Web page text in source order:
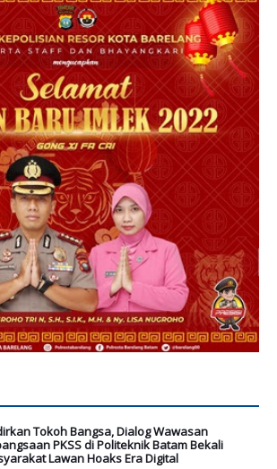
Tokoh Bangsa, Dialog Wawasan
PKSS di Politeknik Batam Bekali
Lawan Hoaks Era Digital